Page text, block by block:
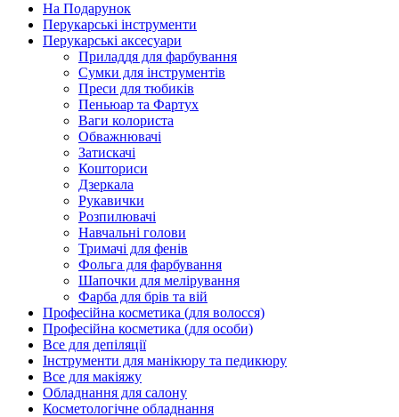
На Подарунок
Перукарські інструменти
Перукарські аксесуари
Приладдя для фарбування
Сумки для інструментів
Преси для тюбиків
Пеньюар та Фартух
Ваги колориста
Обважнювачі
Затискачі
Кошториси
Дзеркала
Рукавички
Розпилювачі
Навчальні голови
Тримачі для фенів
Фольга для фарбування
Шапочки для мелірування
Фарба для брів та вій
Професійна косметика (для волосся)
Професійна косметика (для особи)
Все для депіляції
Інструменти для манікюру та педикюру
Все для макіяжу
Обладнання для салону
Косметологічне обладнання